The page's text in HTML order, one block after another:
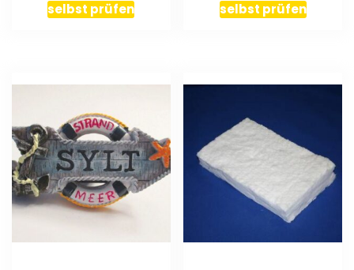
selbst prüfen selbst prüfen